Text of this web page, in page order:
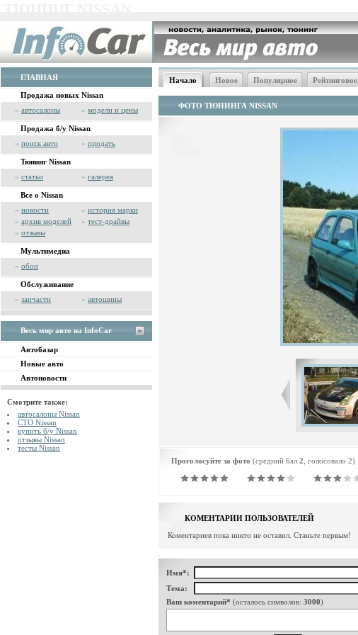
ГЛАВНАЯ
Продажа новых Nissan
» автосалоны » модели и цены
Продажа б/у Nissan
» поиск авто » продать
Тюнинг Nissan
» статьи » галерея
Все о Nissan
» новости » история марки
» архив моделей » тест-драйвы
» отзывы
Мультимедиа
» обои
Обслуживание
» запчасти » автошины
Весь мир авто на InfoCar
Автобазар
Новые авто
Автоновости
Смотрите также:
автосалоны Nissan
СТО Nissan
купить б/у Nissan
отзывы Nissan
тесты Nissan
Начало Новое Популярное Рейтинговое
ФОТО ТЮНИНГА NISSAN
Проголосуйте за фото (средний бал 2 , голосовало 2)
КОМЕНТАРИИ ПОЛЬЗОВАТЕЛЕЙ
Коментариев пока никто не оставил. Станьте первым!
Имя*:
Тема:
Ваш коментарий* (осталось символов: 3000)